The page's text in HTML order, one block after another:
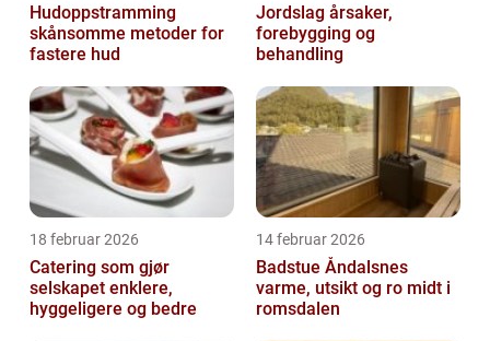
Hudoppstramming
skånsomme metoder for
fastere hud
Jordslag årsaker,
forebygging og
behandling
18 februar 2026
Catering som gjør
selskapet enklere,
hyggeligere og bedre
14 februar 2026
Badstue Åndalsnes
varme, utsikt og ro midt i
romsdalen